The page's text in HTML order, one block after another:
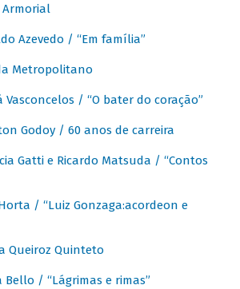
Armorial
Azevedo / “Em família”
Metropolitano
Vasconcelos / “O bater do coração”
Godoy / 60 anos de carreira
Gatti e Ricardo Matsuda / “Contos
/ “Luiz Gonzaga:acordeon e
Queiroz Quinteto
Bello / “Lágrimas e rimas”